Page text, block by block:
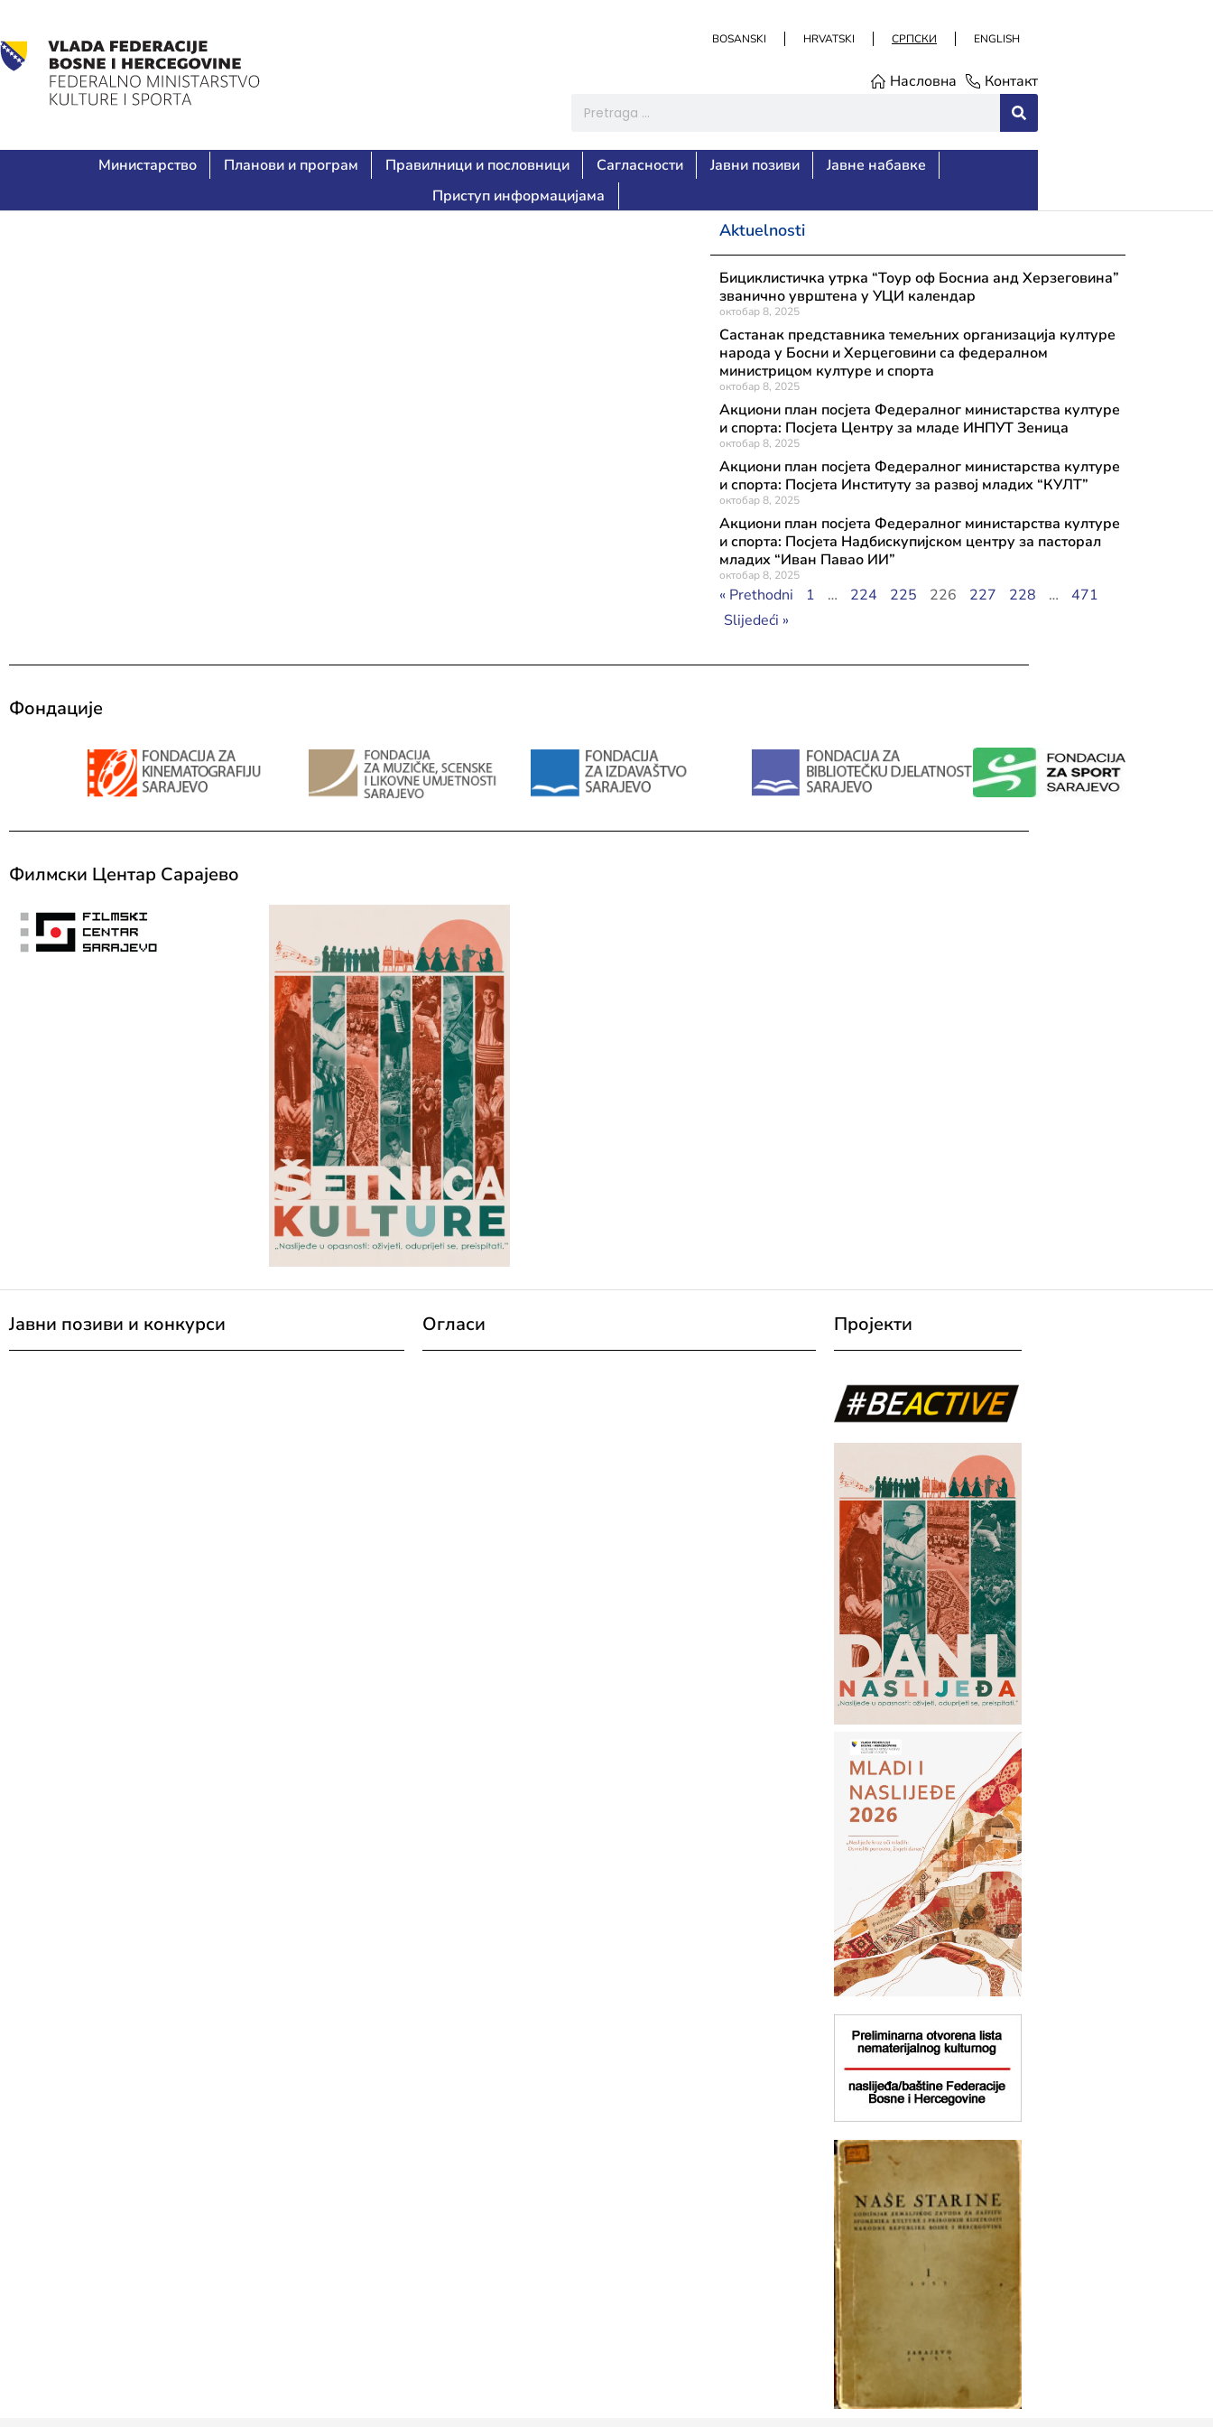
BOSANSKI HRVATSKI СРПСКИ ENGLISH
Насловна Контакт
Министарство Планови и програм Правилници и пословници Сагласности Јавни позиви
Јавне набавке
Приступ информацијама
Aktuelnosti
Бициклистичка утрка “Тоур оф Босниа анд Херзеговина”
званично уврштена у УЦИ календар
октобар 8, 2025
Састанак представника темељних организација културе
народа у Босни и Херцеговини са федералном
министрицом културе и спорта
октобар 8, 2025
Акциони план посјета Федералног министарства културе
и спорта: Посјета Центру за младе ИНПУТ Зеница
октобар 8, 2025
Акциони план посјета Федералног министарства културе
и спорта: Посјета Институту за развој младих “КУЛТ”
октобар 8, 2025
Акциони план посјета Федералног министарства културе
и спорта: Посјета Надбискупијском центру за пасторал
младих “Иван Павао ИИ”
октобар 8, 2025
« Prethodni 1 … 224 225 226 227 228 …
471
Slijedeći »
Фондације
Филмски Центар Сарајево
Јавни позиви и конкурси Огласи Пројекти